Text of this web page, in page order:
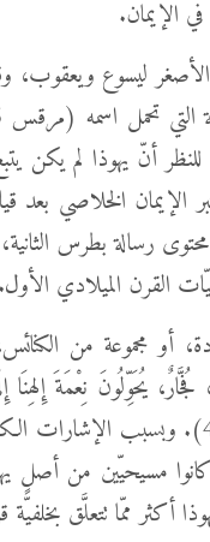
ليسوع ويعقوب،
9؛ يعقوب 1: 1). لافتٌ للنظر أنّ
رسالة بطرس
القرن الميلادي الأول.
أو مجموعة من
يُحَوِّلُونَ نِعْمَةَ إِلهِنَا
السَّيِّدَ الْوَحِيدَ: اللهَ وَرَبَّنَا يَسُوعَ الْمَسِيحَ." (يهوذا
كانوا مسيحيّين من
أكثر ممّا تتعلَّق بخلفيّة